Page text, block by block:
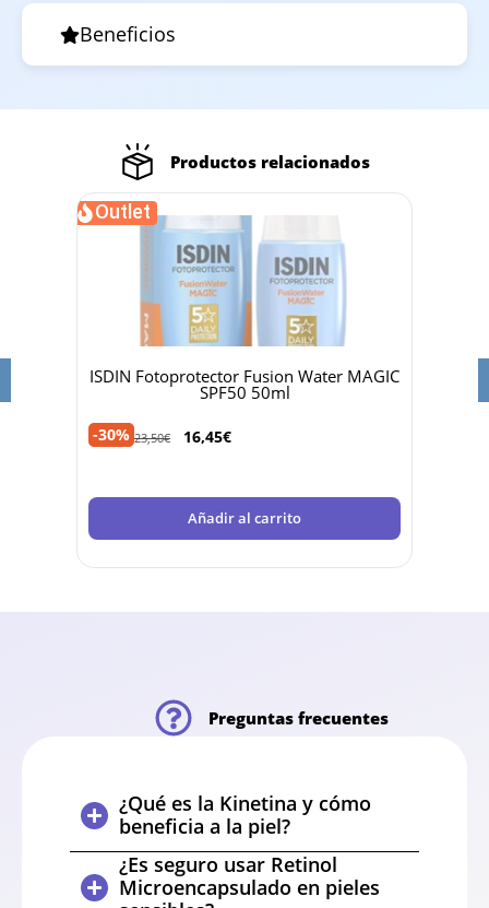
Beneficios
Productos relacionados
Outlet
ISDIN Fotoprotector Fusion Water MAGIC
SPF50 50ml
-30% 23,50€ 16,45€
Añadir al carrito
Preguntas frecuentes
¿Qué es la Kinetina y cómo
beneficia a la piel?
¿Es seguro usar Retinol
Microencapsulado en pieles